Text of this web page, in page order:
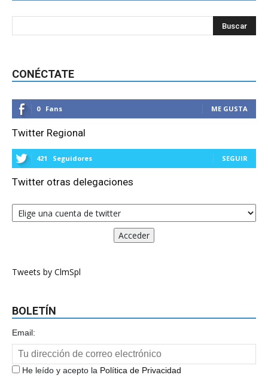
CONÉCTATE
0 Fans ME GUSTA
Twitter Regional
421 Seguidores SEGUIR
Twitter otras delegaciones
Tweets by ClmSpl
BOLETÍN
Email:
He leído y acepto la Política de Privacidad